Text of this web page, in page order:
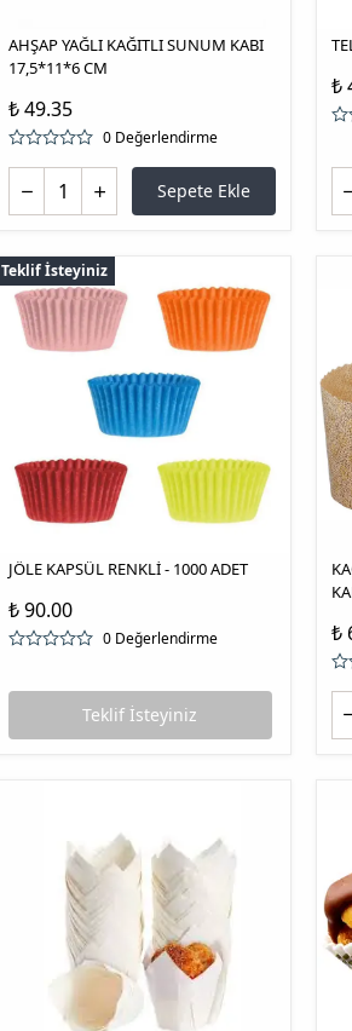
AHŞAP YAĞLI KAĞITLI SUNUM KABI
17,5*11*6 CM
₺ 49.35
0 Değerlendirme
Sepete Ekle
₺
Teklif İsteyiniz
JÖLE KAPSÜL RENKLİ - 1000 ADET
₺ 90.00
0 Değerlendirme
Teklif İsteyiniz
₺